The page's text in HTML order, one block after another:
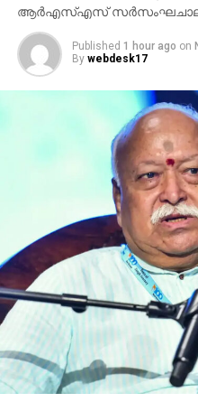
ആര്‍എസ്എസ്
Published 1 hour ago on
By webdesk17